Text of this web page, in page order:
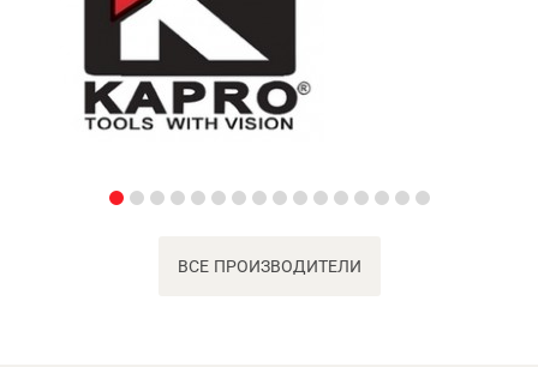
ВСЕ ПРОИЗВОДИТЕЛИ